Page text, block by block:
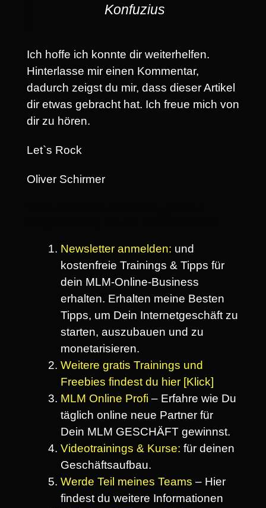
Konfuzius
Ich hoffe ich konnte dir weiterhelfen.
Hinterlasse mir einen Kommentar,
dadurch zeigst du mir, dass dieser Artikel
dir etwas gebracht hat. Ich freue mich von
dir zu hören.
Let`s Rock
Oliver Schirmer
Newsletter anmelden: und
kostenfreie Trainings & Tipps für
dein MLM-Online-Business
erhalten. Erhalten meine Besten
Tipps, um Dein Internetgeschäft zu
starten, auszubauen und zu
monetarisieren.
Weitere gratis Trainings und
Freebies findest du hier [Klick]
MLM Online Profi – Erfahre wie Du
täglich online neue Partner für
Dein MLM GESCHÄFT gewinnst.
Videotrainings & Kurse: für deinen
Geschäftsaufbau.
Werde Teil meines Teams – Hier
findest du weitere Informationen